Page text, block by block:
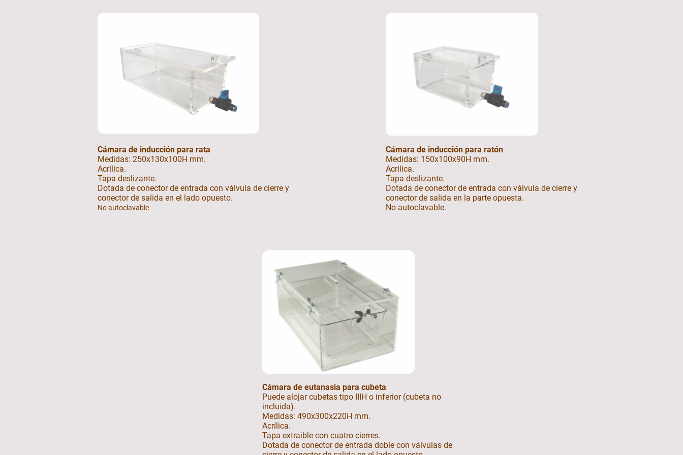
Cámara de inducción para rata
Medidas: 250x130x100H mm.
Acrílica.
Tapa deslizante.
Dotada de conector de entrada con válvula de cierre y
conector de salida en el lado opuesto.
No autoclavable
Cámara de inducción para ratón
Medidas: 150x100x90H mm.
Acrilica.
Tapa deslizante.
Dotada de conector de entrada con válvula de cierre y
conector de salida en la parte opuesta.
No autoclavable.
Cámara de eutanasia para cubeta
Puede alojar cubetas tipo IIIH o inferior (cubeta no
incluida).
Medidas: 490x300x220H mm.
Acrílica.
Tapa extraible con cuatro cierres.
Dotada de conector de entrada doble con válvulas de